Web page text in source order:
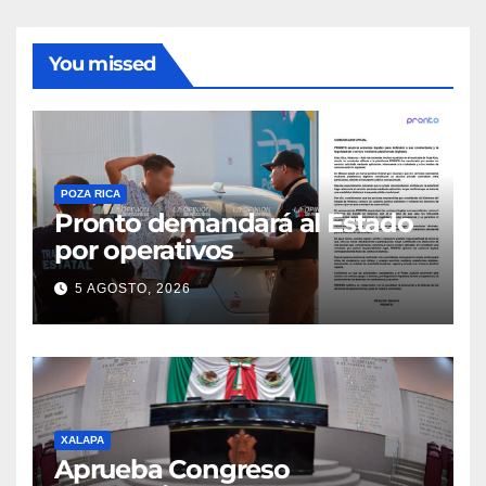
You missed
POZA RICA
Pronto demandará al Estado
por operativos
5 AGOSTO, 2026
XALAPA
Aprueba Congreso